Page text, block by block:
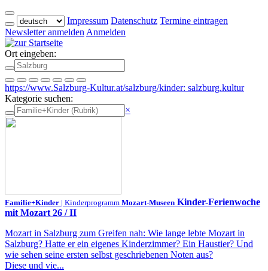
Impressum Datenschutz Termine eintragen
Newsletter anmelden Anmelden
Ort eingeben:
https://www.Salzburg-Kultur.at/salzburg/kinder: salzburg.kultur
Kategorie suchen:
×
Familie+Kinder | Kinderprogramm Mozart-Museen Kinder-Ferienwoche
mit Mozart 26 / II
Mozart in Salzburg zum Greifen nah: Wie lange lebte Mozart in
Salzburg? Hatte er ein eigenes Kinderzimmer? Ein Haustier? Und
wie sehen seine ersten selbst geschriebenen Noten aus?
Diese und vie...